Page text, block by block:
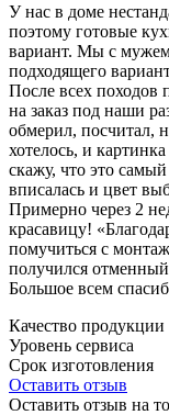
У нас в доме
поэтому готовые
вариант. Мы с
подходящего
После всех походов
на заказ под наши
обмерил, посчитал,
хотелось, и
скажу, что это
вписалась и цвет
Примерно через 2
красавицу!
помучиться с
получился
Большое всем
Качество продукции
Уровень сервиса
Срок изготовления
Оставить отзыв
Оставить отзыв на